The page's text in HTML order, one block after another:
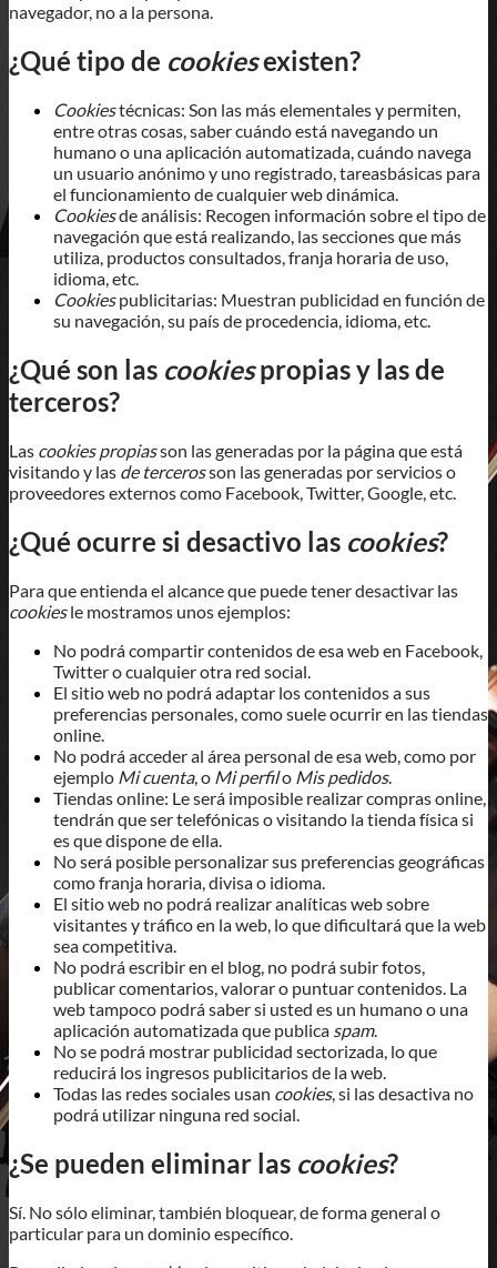
navegador, no a la persona.
¿Qué tipo de cookiesexisten?
Cookiestécnicas: Son las más elementales y permiten,
entre otras cosas, saber cuándo está navegando un
humano o una aplicación automatizada, cuándo navega
un usuario anónimo y uno registrado, tareasbásicas para
el funcionamiento de cualquier web dinámica.
Cookiesde análisis: Recogen información sobre el tipo de
navegación que está realizando, las secciones que más
utiliza, productos consultados, franja horaria de uso,
idioma, etc.
Cookiespublicitarias: Muestran publicidad en función de
su navegación, su país de procedencia, idioma, etc.
¿Qué son las cookiespropias y las de
terceros?
Las cookies propiasson las generadas por la página que está
visitando y las de tercerosson las generadas por servicios o
proveedores externos como Facebook, Twitter, Google, etc.
¿Qué ocurre si desactivo las cookies?
Para que entienda el alcance que puede tener desactivar las
cookiesle mostramos unos ejemplos:
No podrá compartir contenidos de esa web en Facebook,
Twitter o cualquier otra red social.
El sitio web no podrá adaptar los contenidos a sus
preferencias personales, como suele ocurrir en las tiendas
online.
No podrá acceder al área personal de esa web, como por
ejemplo Mi cuenta, o Mi perfilo Mis pedidos.
Tiendas online: Le será imposible realizar compras online,
tendrán que ser telefónicas o visitando la tienda física si
es que dispone de ella.
No será posible personalizar sus preferencias geográficas
como franja horaria, divisa o idioma.
El sitio web no podrá realizar analíticas web sobre
visitantes y tráfico en la web, lo que dificultará que la web
sea competitiva.
No podrá escribir en el blog, no podrá subir fotos,
publicar comentarios, valorar o puntuar contenidos. La
web tampoco podrá saber si usted es un humano o una
aplicación automatizada que publica spam.
No se podrá mostrar publicidad sectorizada, lo que
reducirá los ingresos publicitarios de la web.
Todas las redes sociales usan cookies, si las desactiva no
podrá utilizar ninguna red social.
¿Se pueden eliminar las cookies?
Sí. No sólo eliminar, también bloquear, de forma general o
particular para un dominio específico.